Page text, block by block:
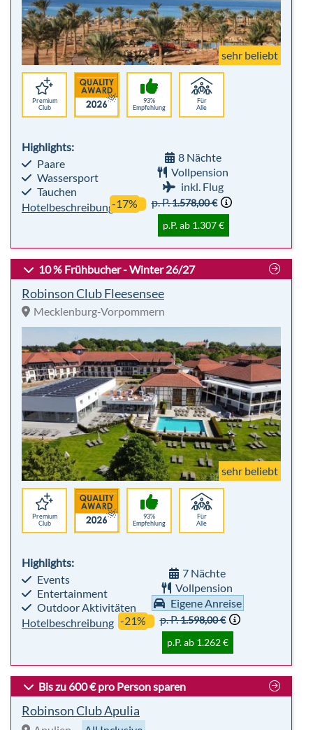
Highlights:
Paare
Wassersport
Tauchen
Hotelbeschreibung
8 Nächte
Vollpension
inkl. Flug
-17%
p. P.
1.578,00 €
p.P. ab 1.307 €
10 % Frühbucher - Winter 26/27
Robinson Club Fleesensee
Mecklenburg-Vorpommern
sehr beliebt
Club
93%
Empfehlung
Für
Alle
Highlights:
Events
Entertainment
Outdoor Aktivitäten
Hotelbeschreibung
7 Nächte
Vollpension
Eigene Anreise
-21%
1.598,00 €
p.P. ab 1.262 €
Bis zu 600 € pro Person sparen
Robinson Club Apulia
Apulien All Inclusive